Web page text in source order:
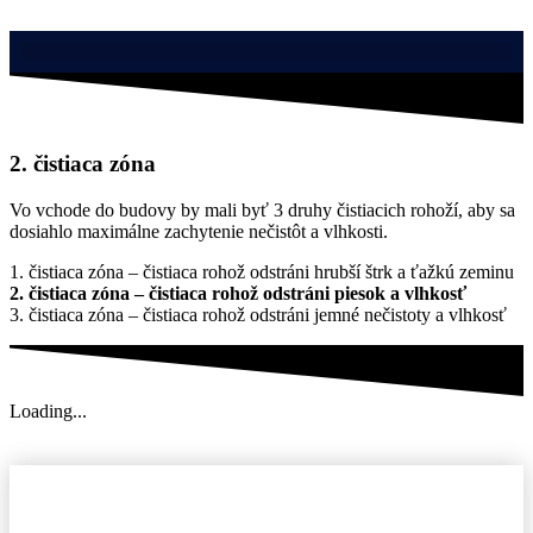
2. čistiaca zóna
Vo vchode do budovy by mali byť 3 druhy čistiacich rohoží, aby sa
dosiahlo maximálne zachytenie nečistôt a vlhkosti.
1. čistiaca zóna – čistiaca rohož odstráni hrubší štrk a ťažkú ​​zeminu
2. čistiaca zóna – čistiaca rohož odstráni piesok a vlhkosť
3. čistiaca zóna – čistiaca rohož odstráni jemné nečistoty a vlhkosť
Loading...